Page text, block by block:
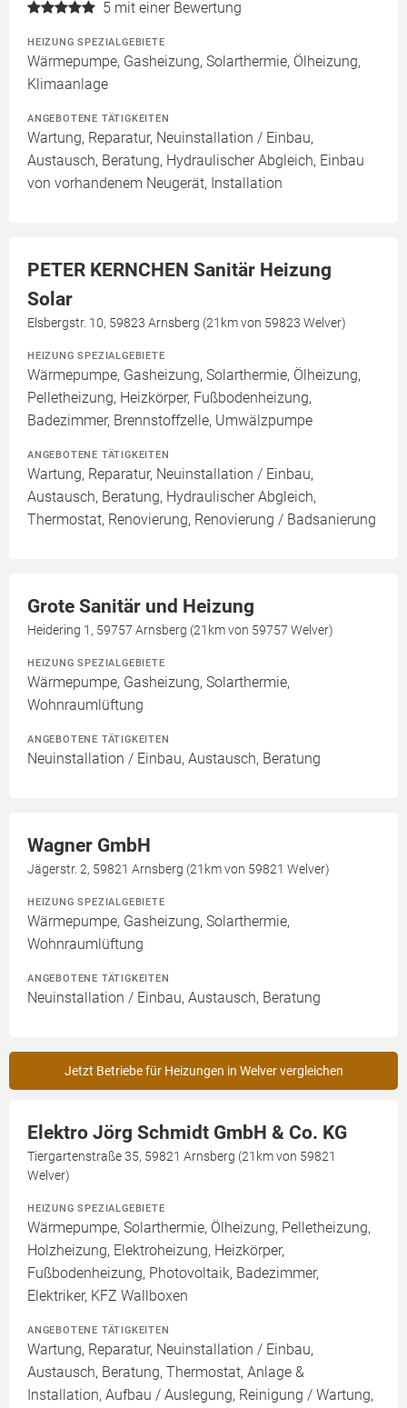
5 mit einer Bewertung
HEIZUNG SPEZIALGEBIETE
Wärmepumpe, Gasheizung, Solarthermie, Ölheizung,
Klimaanlage
ANGEBOTENE TÄTIGKEITEN
Wartung, Reparatur, Neuinstallation / Einbau,
Austausch, Beratung, Hydraulischer Abgleich, Einbau
von vorhandenem Neugerät, Installation
PETER KERNCHEN Sanitär Heizung
Solar
Elsbergstr. 10, 59823 Arnsberg (21km von 59823 Welver)
HEIZUNG SPEZIALGEBIETE
Wärmepumpe, Gasheizung, Solarthermie, Ölheizung,
Pelletheizung, Heizkörper, Fußbodenheizung,
Badezimmer, Brennstoffzelle, Umwälzpumpe
ANGEBOTENE TÄTIGKEITEN
Wartung, Reparatur, Neuinstallation / Einbau,
Austausch, Beratung, Hydraulischer Abgleich,
Thermostat, Renovierung, Renovierung / Badsanierung
Grote Sanitär und Heizung
Heidering 1, 59757 Arnsberg (21km von 59757 Welver)
HEIZUNG SPEZIALGEBIETE
Wärmepumpe, Gasheizung, Solarthermie,
Wohnraumlüftung
ANGEBOTENE TÄTIGKEITEN
Neuinstallation / Einbau, Austausch, Beratung
Wagner GmbH
Jägerstr. 2, 59821 Arnsberg (21km von 59821 Welver)
HEIZUNG SPEZIALGEBIETE
Wärmepumpe, Gasheizung, Solarthermie,
Wohnraumlüftung
ANGEBOTENE TÄTIGKEITEN
Neuinstallation / Einbau, Austausch, Beratung
Jetzt Betriebe für Heizungen in Welver vergleichen
Elektro Jörg Schmidt GmbH & Co. KG
Tiergartenstraße 35, 59821 Arnsberg (21km von 59821
Welver)
HEIZUNG SPEZIALGEBIETE
Wärmepumpe, Solarthermie, Ölheizung, Pelletheizung,
Holzheizung, Elektroheizung, Heizkörper,
Fußbodenheizung, Photovoltaik, Badezimmer,
Elektriker, KFZ Wallboxen
ANGEBOTENE TÄTIGKEITEN
Wartung, Reparatur, Neuinstallation / Einbau,
Austausch, Beratung, Thermostat, Anlage &
Installation, Aufbau / Auslegung, Reinigung / Wartung,